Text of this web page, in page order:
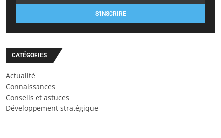
S'INSCRIRE
CATÉGORIES
Actualité
Connaissances
Conseils et astuces
Développement stratégique